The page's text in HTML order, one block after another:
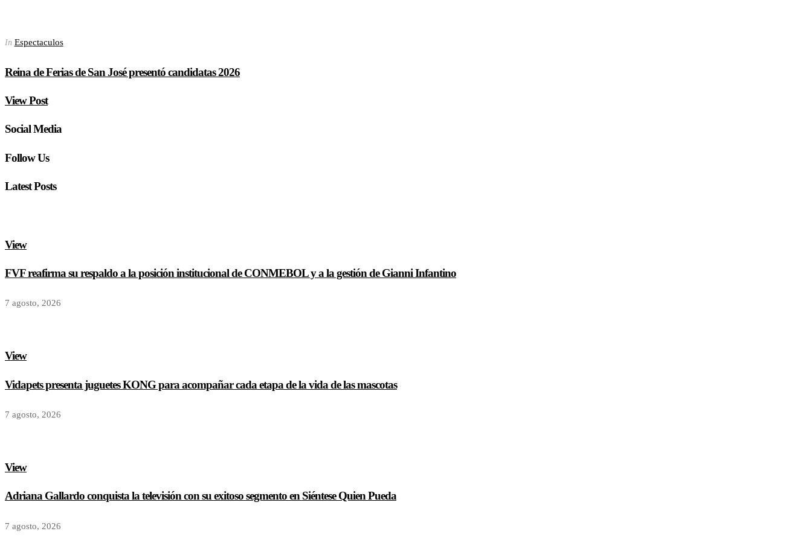
In Espectaculos
Reina de Ferias de San José presentó candidatas 2026
View Post
Social Media
Follow Us
Latest Posts
View
FVF reafirma su respaldo a la posición institucional de CONMEBOL y a la gestión de Gianni Infantino
7 agosto, 2026
View
Vidapets presenta juguetes KONG para acompañar cada etapa de la vida de las mascotas
7 agosto, 2026
View
Adriana Gallardo conquista la televisión con su exitoso segmento en Siéntese Quien Pueda
7 agosto, 2026